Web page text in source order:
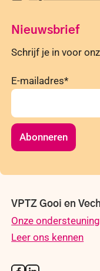
Nieuwsbrief
Schrijf je in voor
E-mailadres*
Abonneren
VPTZ Gooi en
Onze ondersteuning
Leer ons kennen